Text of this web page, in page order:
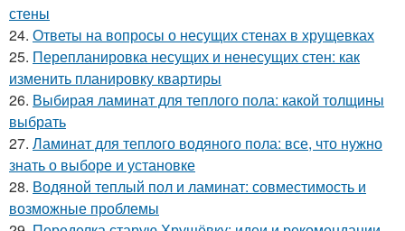
стены
24. Ответы на вопросы о несущих стенах в хрущевках
25. Перепланировка несущих и ненесущих стен: как
изменить планировку квартиры
26. Выбирая ламинат для теплого пола: какой толщины
выбрать
27. Ламинат для теплого водяного пола: все, что нужно
знать о выборе и установке
28. Водяной теплый пол и ламинат: совместимость и
возможные проблемы